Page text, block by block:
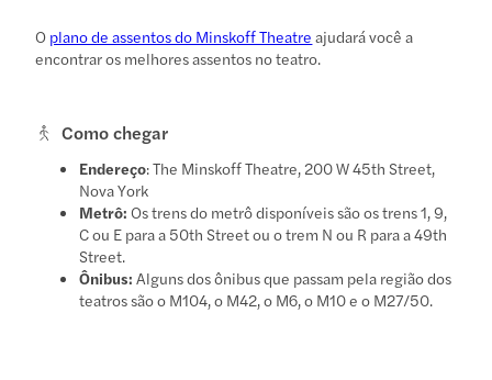
O plano de assentos do Minskoff Theatre ajudará você a
encontrar os melhores assentos no teatro.
Como chegar
Endereço: The Minskoff Theatre, 200 W 45th Street,
Nova York
Metrô: Os trens do metrô disponíveis são os trens 1, 9,
C ou E para a 50th Street ou o trem N ou R para a 49th
Street.
Ônibus: Alguns dos ônibus que passam pela região dos
teatros são o M104, o M42, o M6, o M10 e o M27/50.